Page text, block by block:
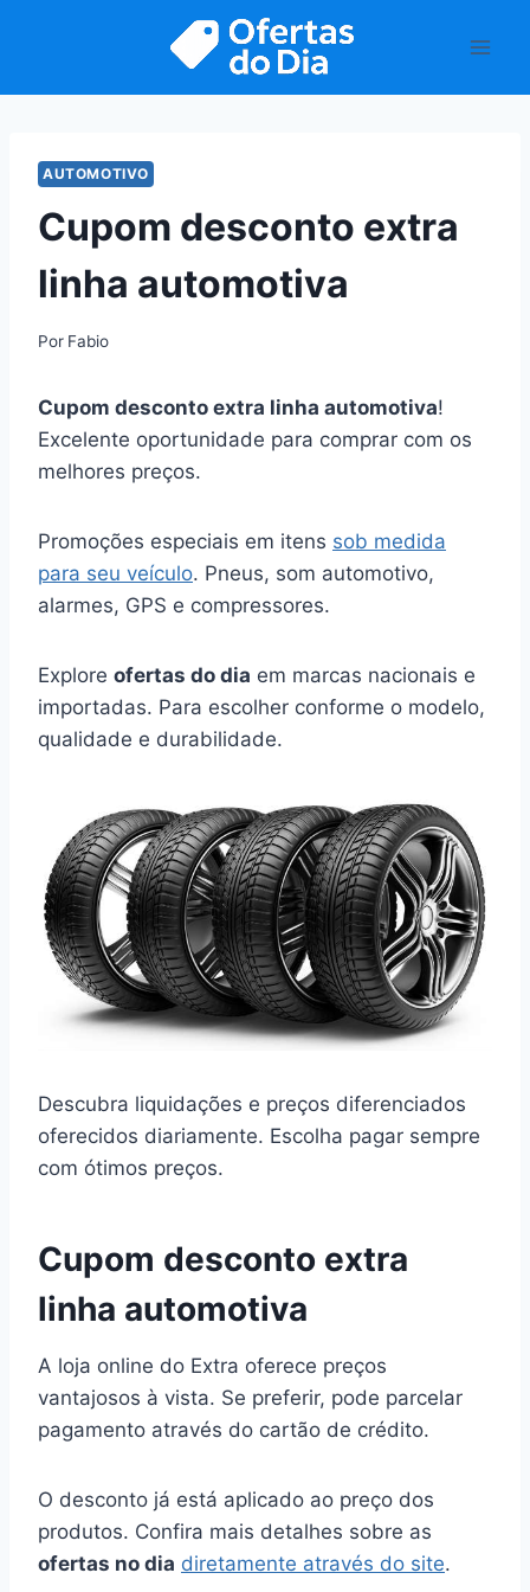
AUTOMOTIVO
Cupom desconto extra
linha automotiva
Por Fabio
Cupom desconto extra linha automotiva!
Excelente oportunidade para comprar com os
melhores preços.
Promoções especiais em itens sob medida
para seu veículo. Pneus, som automotivo,
alarmes, GPS e compressores.
Explore ofertas do dia em marcas nacionais e
importadas. Para escolher conforme o modelo,
qualidade e durabilidade.
Descubra liquidações e preços diferenciados
oferecidos diariamente. Escolha pagar sempre
com ótimos preços.
Cupom desconto extra
linha automotiva
A loja online do Extra oferece preços
vantajosos à vista. Se preferir, pode parcelar
pagamento através do cartão de crédito.
O desconto já está aplicado ao preço dos
produtos. Confira mais detalhes sobre as
ofertas no dia diretamente através do site.